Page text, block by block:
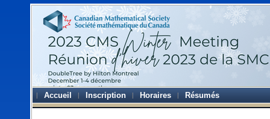
Accueil Inscription Horaires Résumés